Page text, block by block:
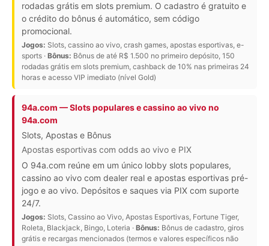
rodadas grátis em slots premium. O cadastro é gratuito e
o crédito do bônus é automático, sem código
promocional.
Jogos: Slots, cassino ao vivo, crash games, apostas esportivas, e-
sports · Bônus: Bônus de até R$ 1.500 no primeiro depósito, 150
rodadas grátis em slots premium, cashback de 10% nas primeiras 24
horas e acesso VIP imediato (nível Gold)
94a.com — Slots populares e cassino ao vivo no
94a.com
Slots, Apostas e Bônus
Apostas esportivas com odds ao vivo e PIX
O 94a.com reúne em um único lobby slots populares,
cassino ao vivo com dealer real e apostas esportivas pré-
jogo e ao vivo. Depósitos e saques via PIX com suporte
24/7.
Jogos: Slots, Cassino ao Vivo, Apostas Esportivas, Fortune Tiger,
Roleta, Blackjack, Bingo, Loteria · Bônus: Bônus de cadastro, giros
grátis e recargas mencionados (termos e valores específicos não